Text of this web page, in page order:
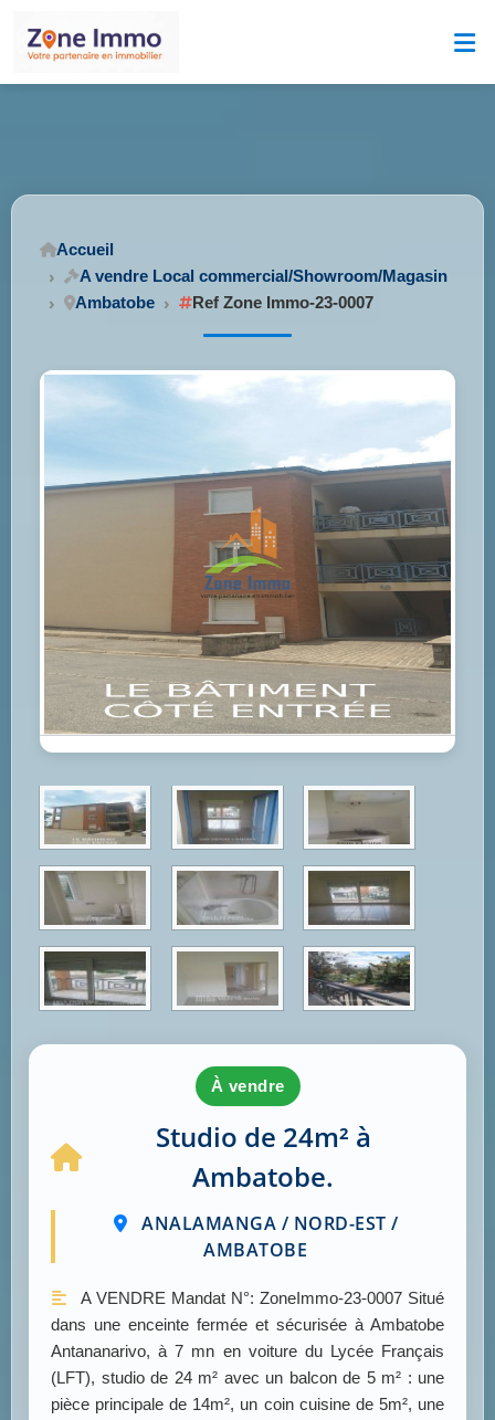
Accueil
A vendre Local commercial/Showroom/Magasin
Ambatobe
Ref Zone Immo-23-0007
à vendre
Studio de 24m² à
Ambatobe.
ANALAMANGA / NORD-EST /
AMBATOBE
A VENDRE Mandat N°: ZoneImmo-23-0007 Situé
dans une enceinte fermée et sécurisée à Ambatobe
Antananarivo, à 7 mn en voiture du Lycée Français
(LFT), studio de 24 m² avec un balcon de 5 m² : une
pièce principale de 14m², un coin cuisine de 5m², une